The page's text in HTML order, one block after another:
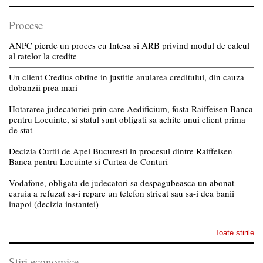
Procese
ANPC pierde un proces cu Intesa si ARB privind modul de calcul
al ratelor la credite
Un client Credius obtine in justitie anularea creditului, din cauza
dobanzii prea mari
Hotararea judecatoriei prin care Aedificium, fosta Raiffeisen Banca
pentru Locuinte, si statul sunt obligati sa achite unui client prima
de stat
Decizia Curtii de Apel Bucuresti in procesul dintre Raiffeisen
Banca pentru Locuinte si Curtea de Conturi
Vodafone, obligata de judecatori sa despagubeasca un abonat
caruia a refuzat sa-i repare un telefon stricat sau sa-i dea banii
inapoi (decizia instantei)
Toate stirile